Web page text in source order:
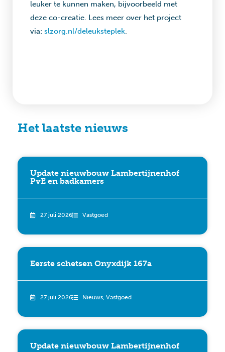
leuker te kunnen maken, bijvoorbeeld met
deze co-creatie. Lees meer over het project
via: slzorg.nl/deleuksteplek.
Het laatste nieuws
Update nieuwbouw Lambertijnenhof
PvE en badkamers
27 juli 2026 Vastgoed
Eerste schetsen Onyxdijk 167a
27 juli 2026 Nieuws, Vastgoed
Update nieuwbouw Lambertijnenhof